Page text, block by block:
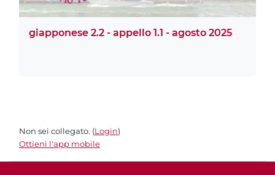
giapponese 2.2 - appello 1.1 - agosto 2025
Non sei collegato. (Login)
Ottieni l'app mobile